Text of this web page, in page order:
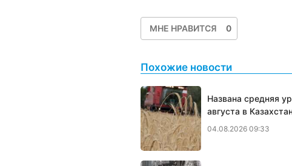
МНЕ НРАВИТСЯ 0
Похожие новости
Названа средняя
августа в
04.08.2026 09:33